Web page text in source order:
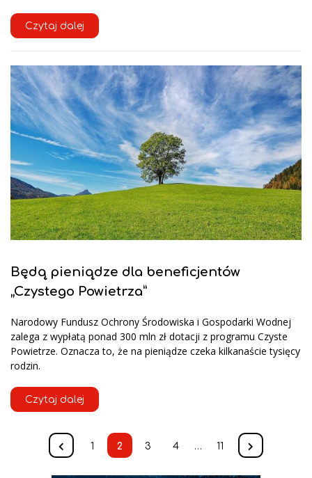
Czytaj dalej
Będą pieniądze dla beneficjentów
„Czystego Powietrza”
Narodowy Fundusz Ochrony Środowiska i Gospodarki Wodnej
zalega z wypłatą ponad 300 mln zł dotacji z programu Czyste
Powietrze. Oznacza to, że na pieniądze czeka kilkanaście tysięcy
rodzin.
Czytaj dalej
1 2 3 4 … 11